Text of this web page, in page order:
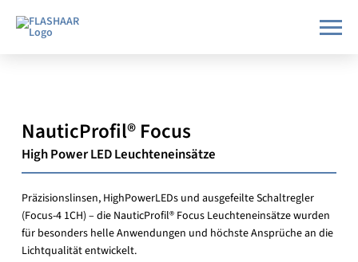
NauticProfil®Focus
High Power LED Leuchteneinsätze
Präzisionslinsen, HighPowerLEDs und ausgefeilte Schaltregler
(Focus-4 1CH) – die NauticProfil® Focus Leuchteneinsätze wurden
für besonders helle Anwendungen und höchste Ansprüche an die
Lichtqualität entwickelt.